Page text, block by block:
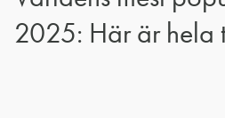
2025: Här är hela